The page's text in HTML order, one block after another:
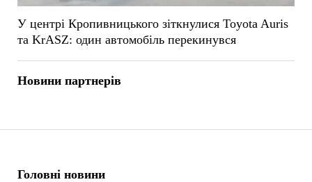
Головні новини
У центрі Кропивницького зіткнулися Toyota Auris
та KrASZ: один автомобіль перекинувся
Новини партнерів